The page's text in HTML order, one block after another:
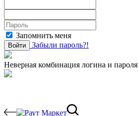
Запомнить меня
Войти Забыли пароль?!
Неверная комбинация логина и пароля